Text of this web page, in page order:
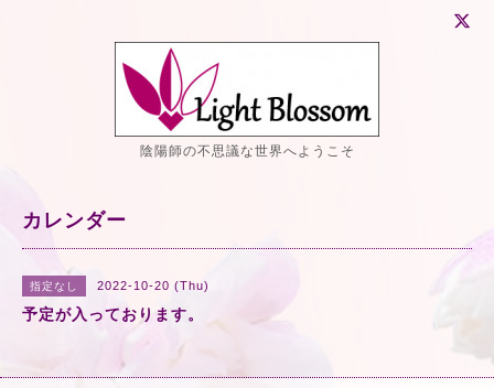
陰陽師の不思議な世界へようこそ
カレンダー
指定なし 2022-10-20 (Thu)
予定が入っております。